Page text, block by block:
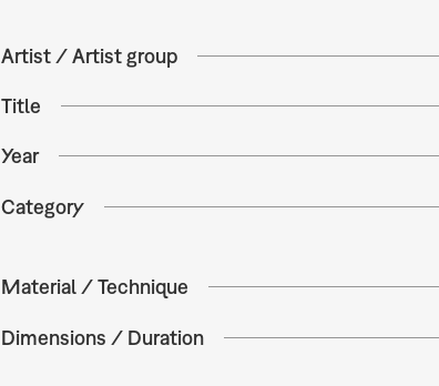
Artist / Artist group
Title
Year
Category
Material / Technique
Dimensions / Duration